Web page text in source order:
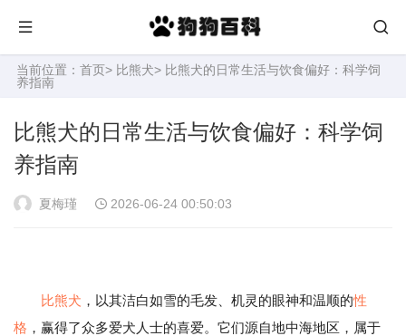
当前位置： 首页> 比熊犬> 比熊犬的日常生活与饮食偏好：科学饲
养指南
比熊犬的日常生活与饮食偏好：科学饲
养指南
夏梅瑾 2026-06-24 00:50:03
比熊犬 ，以其洁白如雪的毛发、机灵的眼神和温顺的性
格 ，赢得了众多爱犬人士的喜爱。它们源自地中海地区，属于